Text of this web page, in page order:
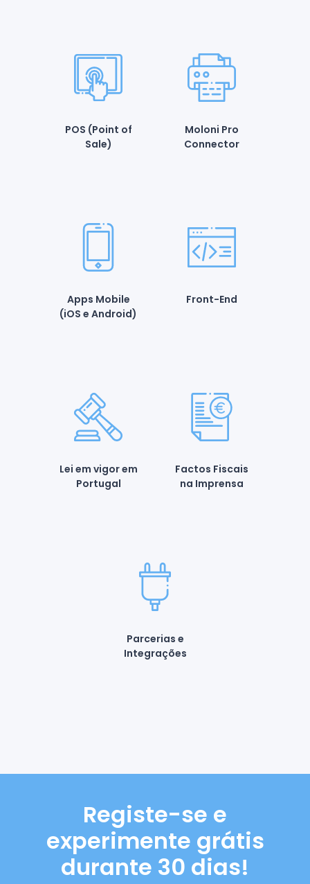
POS (Point of
Sale)
Moloni Pro
Connector
Apps Mobile
(iOS e Android)
Front-End
Lei em vigor em
Portugal
Factos Fiscais
na Imprensa
Parcerias e
Integrações
Registe-se e
experimente grátis
durante 30 dias!